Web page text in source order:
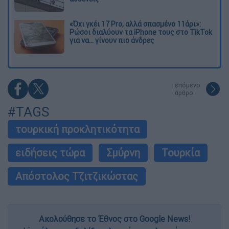
«Όχι γκέι 17 Pro, αλλά σπασμένο 11άρι»:
Ρώσοι διαλύουν τα iPhone τους στο TikTok
για να... γίνουν πιο άνδρες
επόμενο
άρθρο
#TAGS
τουρκική προκλητικότητα
ειδήσεις τώρα
Σμύρνη
Τουρκία
Απόστολος Τζιτζικώστας
Ακολούθησε το Έθνος στο Google News!